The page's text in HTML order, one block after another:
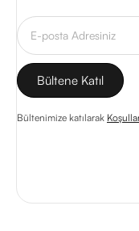
Bültenimize katılarak